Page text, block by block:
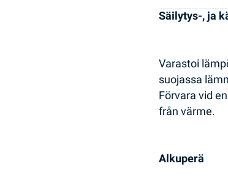
Säilytys-, ja
Varastoi
suojassa
Förvara vid
från värme.
Alkuperä